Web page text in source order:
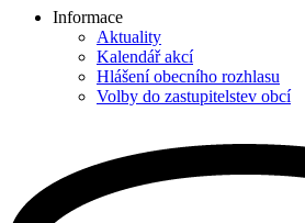
Informace
Aktuality
Kalendář akcí
Hlášení obecního rozhlasu
Volby do zastupitelstev obcí